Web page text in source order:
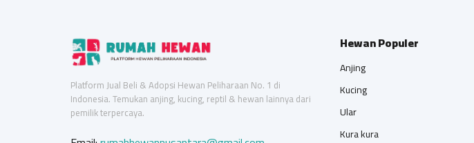
Platform Jual Beli & Adopsi Hewan Peliharaan No. 1 di
Indonesia. Temukan anjing, kucing, reptil & hewan lainnya dari
pemilik terpercaya.
Hewan Populer
Anjing
Kucing
Ular
Kura kura